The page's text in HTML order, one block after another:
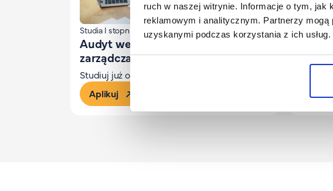
ruch w naszej witrynie. Informacje o tym, jak
reklamowym i analitycznym. Partnerzy
uzyskanymi podczas korzystania z ich usług.
Studia I stopnia
Audyt wewnętrzny i kontrola
zarządcza
Studiuj już od 430 zł/mies.
Aplikuj
Studia I
Aplikuj